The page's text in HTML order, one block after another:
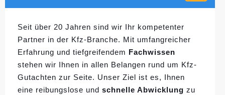
Seit über 20 Jahren sind wir Ihr kompetenter
Partner in der Kfz-Branche. Mit umfangreicher
Erfahrung und tiefgreifendem Fachwissen
stehen wir Ihnen in allen Belangen rund um Kfz-
Gutachten zur Seite. Unser Ziel ist es, Ihnen
eine reibungslose und schnelle Abwicklung zu